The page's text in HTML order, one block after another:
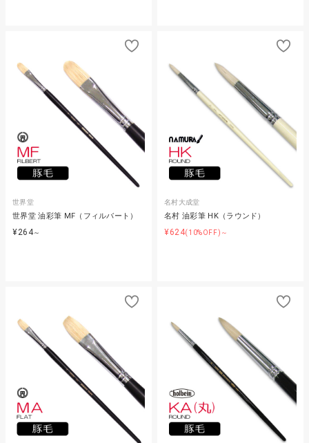
世界堂
世界堂 油彩筆 MF（フィルバート）
¥264～
名村大成堂
名村 油彩筆 HK（ラウンド）
¥624(10%OFF)～